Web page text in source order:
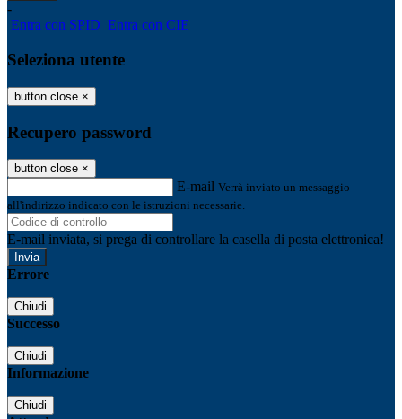
-
Entra con SPID Entra con CIE
Seleziona utente
button close ×
Recupero password
button close ×
E-mail Verrà inviato un messaggio
all'indirizzo indicato con le istruzioni necessarie.
E-mail inviata, si prega di controllare la casella di posta elettronica!
Errore
Chiudi
Successo
Chiudi
Informazione
Chiudi